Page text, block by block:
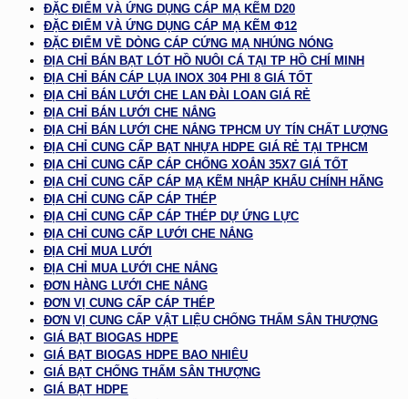
ĐẶC ĐIỂM VÀ ỨNG DỤNG CÁP MẠ KẼM D20
ĐẶC ĐIỂM VÀ ỨNG DỤNG CÁP MẠ KẼM Φ12
ĐẶC ĐIỂM VỀ DÒNG CÁP CỨNG MẠ NHÚNG NÓNG
ĐỊA CHỈ BÁN BẠT LÓT HỒ NUÔI CÁ TẠI TP HỒ CHÍ MINH
ĐỊA CHỈ BÁN CÁP LỤA INOX 304 PHI 8 GIÁ TỐT
ĐỊA CHỈ BÁN LƯỚI CHE LAN ĐÀI LOAN GIÁ RẺ
ĐỊA CHỈ BÁN LƯỚI CHE NẮNG
ĐỊA CHỈ BÁN LƯỚI CHE NẮNG TPHCM UY TÍN CHẤT LƯỢNG
ĐỊA CHỈ CUNG CẤP BẠT NHỰA HDPE GIÁ RẺ TẠI TPHCM
ĐỊA CHỈ CUNG CẤP CÁP CHỐNG XOẮN 35X7 GIÁ TỐT
ĐỊA CHỈ CUNG CẤP CÁP MẠ KẼM NHẬP KHẨU CHÍNH HÃNG
ĐỊA CHỈ CUNG CẤP CÁP THÉP
ĐỊA CHỈ CUNG CẤP CÁP THÉP DỰ ỨNG LỰC
ĐỊA CHỈ CUNG CẤP LƯỚI CHE NẮNG
ĐỊA CHỈ MUA LƯỚI
ĐỊA CHỈ MUA LƯỚI CHE NẮNG
ĐƠN HÀNG LƯỚI CHE NẮNG
ĐƠN VỊ CUNG CẤP CÁP THÉP
ĐƠN VỊ CUNG CẤP VẬT LIỆU CHỐNG THẤM SÂN THƯỢNG
GIÁ BẠT BIOGAS HDPE
GIÁ BẠT BIOGAS HDPE BAO NHIÊU
GIÁ BẠT CHỐNG THẤM SÂN THƯỢNG
GIÁ BẠT HDPE